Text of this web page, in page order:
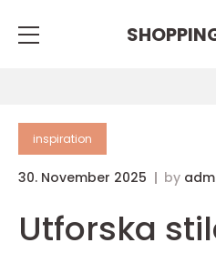
inspiration
30. November 2025 by
Utforska